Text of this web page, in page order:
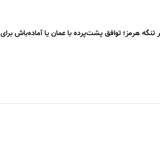
تنگه هرمز؛ توافق پشت‌پرده با عمان یا آماده‌باش برای